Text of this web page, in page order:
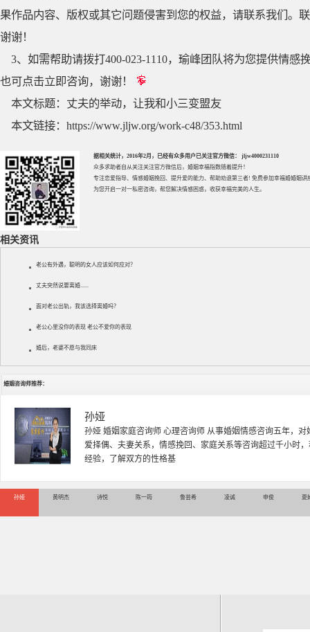
果作品内容、版权或其它问题侵害到您的权益，请联系我们。
谢谢！
3、如需帮助请拨打400-023-1110，瑜峰团队将为您提供情
也可点击立即咨询，谢谢！
本文标题： 丈夫的举动，让我和小三变盟友
本文链接： https://www.jljw.org/work-c48/353.html
据相关统计，2016年2月，已经有众多用户已关注官方微信： jljw4000231110
众多求助者自从关注关注官方微信后，婚姻幸福指数随着提升！
专注恋爱指导、 情感婚姻挽回 、提升爱的能力、帮助劝退第三者! 免费参加幸福婚婚姻讲
为您开启一对一私密咨询，帮您解决情感困惑，收获幸福完美的人生。
相关资讯
老公有外遇，聪明的女人应该如何应对？
丈夫突然说要离婚......
面对老公出轨，我该选择离婚吗？
老公心里没你的表现 老公不爱你的表现
婚后，老婆不愿与我同床
婚姻咨询师推荐：
黄明杰
黄明杰老师 国家二级心理咨询师 资深情感婚姻导师 婚姻家庭
中医药大学，主修心理学，社会学。新婚夫妻磨合，恋爱问
系调试，夫妻关系平衡调试，
孙娅 黄明杰 诗悦 陈一筠 鲁芸希 凌诚 申俊 夏